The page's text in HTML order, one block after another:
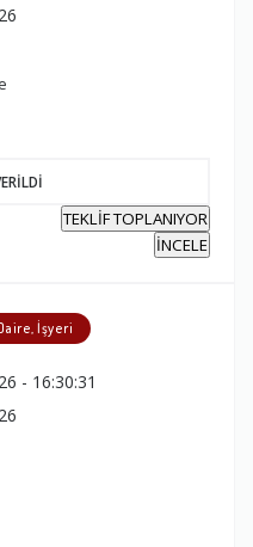
TEKLİF TOPLANIYOR
İNCELE
İşyeri
- 16:30:31